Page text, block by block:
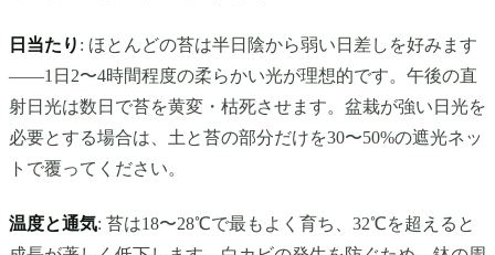
日当たり : ほとんどの苔は半日陰から弱い日差しを好みます
——1日2〜4時間程度の柔らかい光が理想的です。午後の直
射日光は数日で苔を黄変・枯死させます。盆栽が強い日光を
必要とする場合は、土と苔の部分だけを30〜50%の遮光ネッ
トで覆ってください。
温度と通気: 苔は18〜28℃で最もよく育ち、32℃を超えると